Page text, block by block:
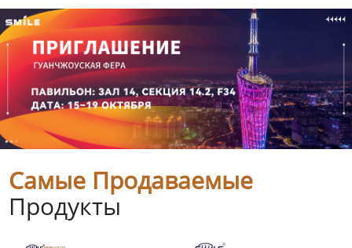
Самые Продаваемые
Продукты